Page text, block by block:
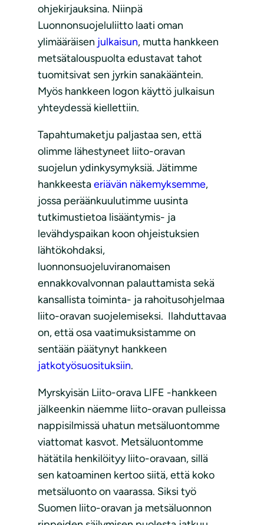
ohjekirjauksina. Niinpä
Luonnonsuojeluliitto laati oman
ylimääräisen julkaisun, mutta hankkeen
metsätalouspuolta edustavat tahot
tuomitsivat sen jyrkin sanakääntein.
Myös hankkeen logon käyttö julkaisun
yhteydessä kiellettiin.
Tapahtumaketju paljastaa sen, että
olimme lähestyneet liito-oravan
suojelun ydinkysymyksiä. Jätimme
hankkeestaeriävän näkemyksemme,
jossa peräänkuulutimme uusinta
tutkimustietoa lisääntymis- ja
levähdyspaikan koon ohjeistuksien
lähtökohdaksi,
luonnonsuojeluviranomaisen
ennakkovalvonnan palauttamista sekä
kansallista toiminta- ja rahoitusohjelmaa
liito-oravan suojelemiseksi. Ilahduttavaa
on, että osa vaatimuksistamme on
sentään päätynyt hankkeen
jatkotyösuosituksiin.
Myrskyisän Liito-orava LIFE -hankkeen
jälkeenkin näemme liito-oravan pulleissa
nappisilmissä uhatun metsäluontomme
viattomat kasvot. Metsäluontomme
hätätila henkilöityy liito-oravaan, sillä
sen katoaminen kertoo siitä, että koko
metsäluonto on vaarassa. Siksi työ
Suomen liito-oravan ja metsäluonnon